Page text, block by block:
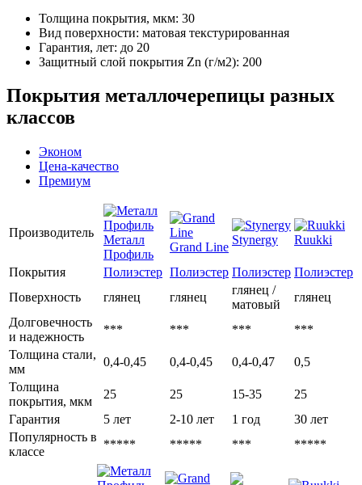
Толщина покрытия, мкм: 30
Вид поверхности: матовая текстурированная
Гарантия, лет: до 20
Защитный слой покрытия Zn (г/м2): 200
Покрытия металлочерепицы разных
классов
Эконом
Цена-качество
Премиум
Производитель
Металл
Профиль
Grand Line
Stynergy Ruukki
Покрытия Полиэстер Полиэстер Полиэстер Полиэстер
Поверхность
глянец глянец
глянец /
матовый
глянец
Долговечность
и надежность
*** *** ***
***
Толщина стали,
мм
0,4-0,45 0,4-0,45 0,4-0,47
0,5
Толщина
покрытия, мкм
25 25 15-35
25
Гарантия
5 лет 2-10 лет 1 год
30 лет
Популярность в
классе
***** ***** *** *****